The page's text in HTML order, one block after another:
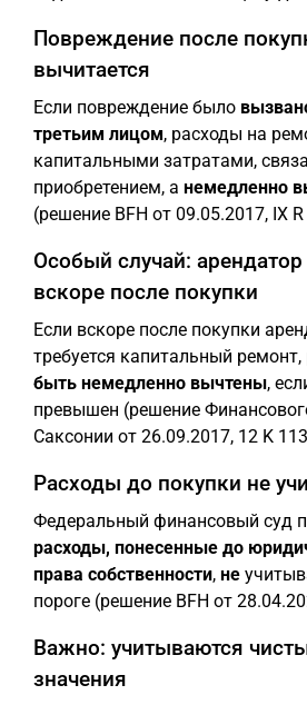
Повреждение после
вычитается
Если повреждение было
третьим лицом, расходы на
капитальными затратами,
приобретением, а немедленно
(решение BFH от 09.05.2017, IX
Особый случай:
вскоре после покупки
Если вскоре после покупки
требуется капитальный
быть немедленно вычтены,
превышен (решение
Саксонии от 26.09.2017, 12 K
Расходы до покупки не
Федеральный финансовый суд
расходы, понесенные до
права собственности, не
пороге (решение BFH от
Важно: учитываются
значения